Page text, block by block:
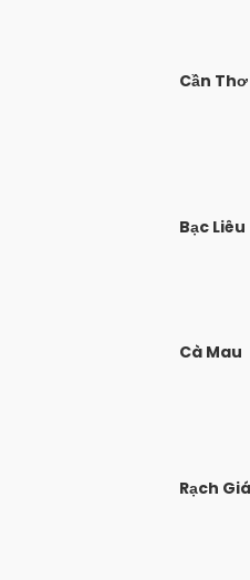
Cần Thơ
Bạc Liêu
Cà Mau
Rạch Giá